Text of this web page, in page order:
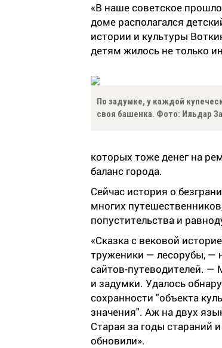
«В наше советское
доме располагался
истории и культуры
детям жилось не только
По задумке, у каждой
своя башенка. Фото: Ильдар
которых тоже денег на
баланс города.
Сейчас история о
многих
попустительства и
«Сказка с вековой
труженики — лесорубы, —
сайтов-путеводителей.
и задумки. Удалось
сохранности "объекта
значения". Аж на двух
Старая за годы стараний
обновили».